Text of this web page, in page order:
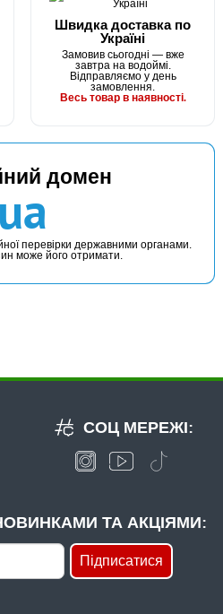
Швидка доставка по
Україні
Замовив сьогодні — вже
завтра на водоймі.
Відправляємо у день
замовлення.
Весь товар в наявності.
домен
ua
перевірки державними органами.
може його отримати.
ТА АКЦІЯМИ:
Підписатися
СОЦ МЕРЕЖІ: